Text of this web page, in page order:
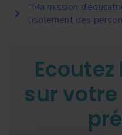
"Ma mission
l’isolement des
sur